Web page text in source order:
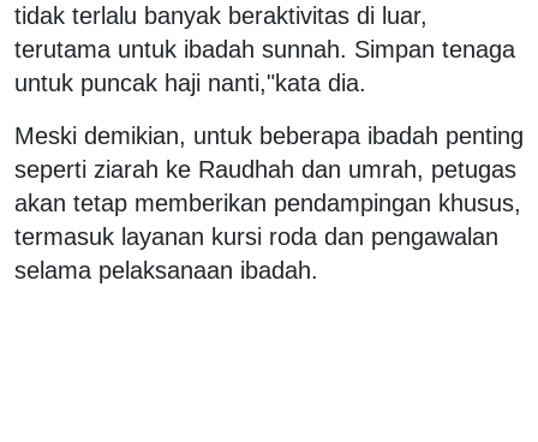
tidak terlalu banyak beraktivitas di luar,
terutama untuk ibadah sunnah. Simpan tenaga
untuk puncak haji nanti,"kata dia.
Meski demikian, untuk beberapa ibadah penting
seperti ziarah ke Raudhah dan umrah, petugas
akan tetap memberikan pendampingan khusus,
termasuk layanan kursi roda dan pengawalan
selama pelaksanaan ibadah.